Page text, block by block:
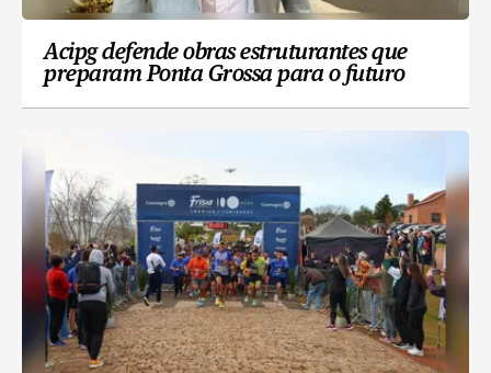
Acipg defende obras estruturantes que
preparam Ponta Grossa para o futuro